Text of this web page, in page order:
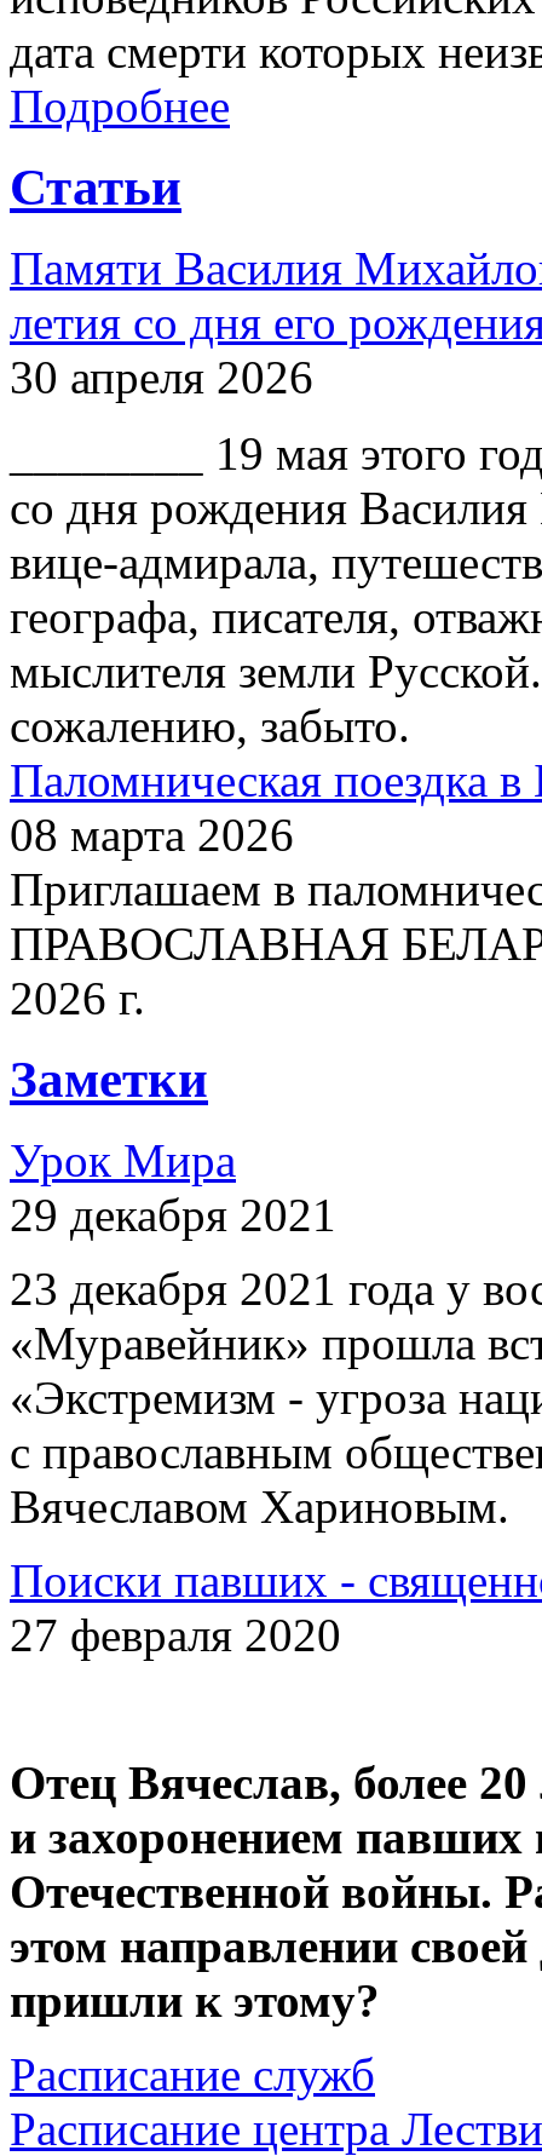
дата смерти которых
Подробнее
Статьи
Памяти Василия
летия со дня его
30 апреля 2026
________ 19 мая этого
со дня рождения
вице-адмирала,
географа, писателя,
мыслителя земли
сожалению, забыто.
Паломническая поездка в
08 марта 2026
Приглашаем в
ПРАВОСЛАВНАЯ
2026 г.
Заметки
Урок Мира
29 декабря 2021
23 декабря 2021 года у
«Муравейник» прошла
«Экстремизм - угроза
с православным
Вячеславом Хариновым.
Поиски павших -
27 февраля 2020
Отец Вячеслав, более
и захоронением павших
Отечественной войны.
этом направлении
пришли к этому?
Расписание служб
Расписание центра